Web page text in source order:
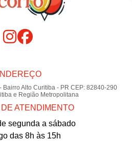
Alto Curitiba - PR CEP: 82840-290
e Região Metropolitana
ATENDIMENTO
segunda a sábado
das 8h às 15h